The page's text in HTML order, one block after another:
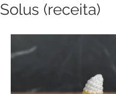
Solus (receita)